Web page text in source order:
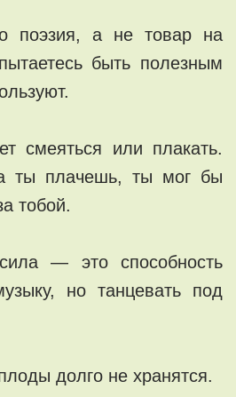
поэзия, а не товар на
быть полезным
смеяться или плакать.
ты плачешь, ты мог бы
тобой.
— это способность
но танцевать под
долго не хранятся.